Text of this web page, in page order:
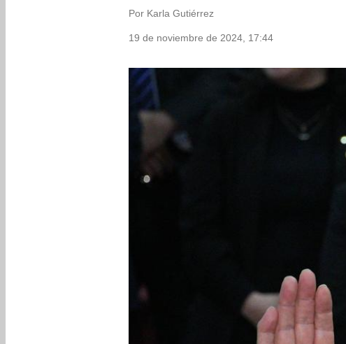
Por Karla Gutiérrez
19 de noviembre de 2024, 17:44